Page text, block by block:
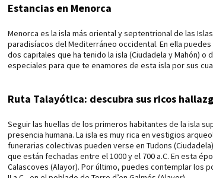
Estancias en Menorca
Menorca es la isla más oriental y septentrional de las
paradisíacos del Mediterráneo occidental. En ella
dos capitales que ha tenido la isla (Ciudadela y Mahón)
especiales para que te enamores de esta isla por sus
Ruta Talayótica: descubra sus ricos
Seguir las huellas de los primeros habitantes de la isla
presencia humana. La isla es muy rica en vestigios
funerarias colectivas pueden verse en Tudons
que están fechadas entre el 1000 y el 700 a.C. En esta
Calascoves (Alayor). Por último, puedes contemplar los